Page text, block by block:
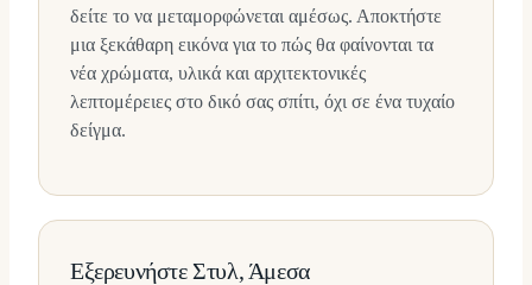
δείτε το να μεταμορφώνεται αμέσως. Αποκτήστε
μια ξεκάθαρη εικόνα για το πώς θα φαίνονται τα
νέα χρώματα, υλικά και αρχιτεκτονικές
λεπτομέρειες στο δικό σας σπίτι, όχι σε ένα τυχαίο
δείγμα.
Εξερευνήστε Στυλ, Άμεσα